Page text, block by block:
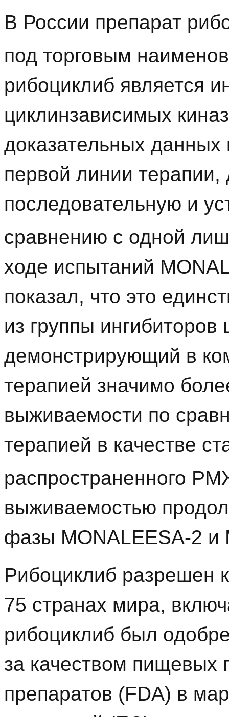
В России препарат
под торговым
рибоциклиб является
циклинзависимых
доказательных данных
первой линии
последовательную и
сравнению с одной
ходе испытаний
показал, что это
из группы
демонстрирующий в
терапией значимо
выживаемости по
терапией в качестве
распространенного
выживаемостью
фазы MONALEESA-2 и
Рибоциклиб разрешен
75 странах мира,
рибоциклиб был
за качеством пищевых
препаратов (FDA) в